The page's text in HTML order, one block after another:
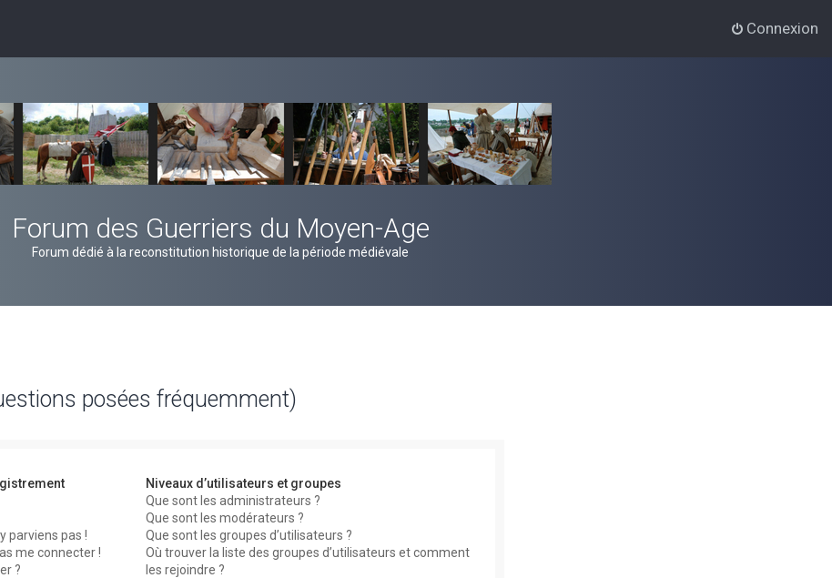
Connexion
Forum des Guerriers du Moyen-Age
Forum dédié à la reconstitution historique de la période médiévale
posées fréquemment)
parviens pas !
me connecter !
?
Niveaux d’utilisateurs et groupes
Que sont les administrateurs ?
Que sont les modérateurs ?
Que sont les groupes d’utilisateurs ?
Où trouver la liste des groupes d’utilisateurs et comment
les rejoindre ?